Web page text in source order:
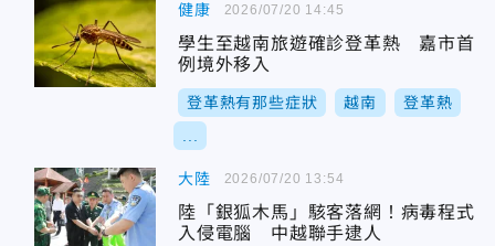
健康
學生至越南旅遊確診登革熱 嘉市首
例境外移入
登革熱有那些症狀 越南 登革熱
2026/07/20 14:45
大陸
陸「銀狐木馬」駭客落網！病毒程式
入侵電腦 中越聯手逮人
2026/07/20 13:54